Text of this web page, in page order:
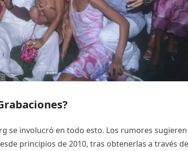
se involucró en todo esto. Los rumores sugieren
principios de 2010, tras obtenerlas a través